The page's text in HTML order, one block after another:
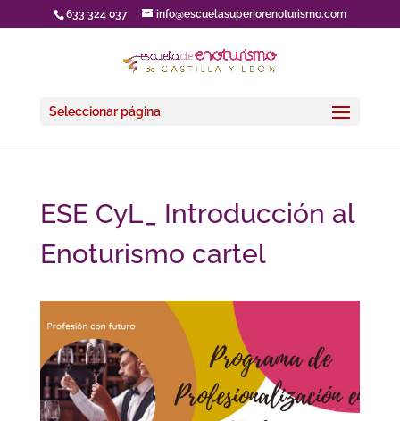
633 324 037 info@escuelasuperiorenoturismo.com
Seleccionar página
ESE CyL_ Introducción al
Enoturismo cartel